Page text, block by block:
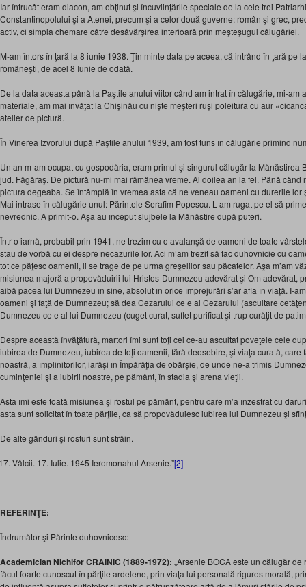
Iar întrucât eram diacon, am obţinut şi încuviinţările speciale de la cele trei
Constantinopolului şi a Atenei, precum şi a celor două guverne: român şi grec,
activ, ci simpla chemare către desăvârşirea interioară prin meşteşugul călugăriei.
M-am întors în ţară la 8 iunie 1938. Ţin minte data pe aceea, că intrând în ţară pe
româneşti, de acel 8 Iunie de odată.
De la data aceasta până la Paştile anului viitor când am intrat în călugărie, mi-am
materiale, am mai învăţat la Chişinău cu nişte meşteri ruşi poleitura cu aur
atelier de pictură.
În Vinerea Izvorului după Paştile anului 1939, am fost tuns în călugărie primind
Un an m-am ocupat cu gospodăria, eram primul şi singurul călugăr la Mănăstirea
jud. Făgăraş. De pictură nu-mi mai rămânea vreme. Al doilea an la fel. Până când
pictura degeaba. Se întâmplă în vremea asta că ne veneau oameni cu durerile
Mai intrase în călugărie unul: Părintele Serafim Popescu. L-am rugat pe el să
nevrednic. A primit-o. Aşa au început slujbele la Mănăstire după puteri.
Într-o iarnă, probabil prin 1941, ne trezim cu o avalanşă de oameni de toate
stau de vorbă cu ei despre necazurile lor. Aci m’am trezit să fac duhovnicie cu
tot ce păţesc oamenii, li se trage de pe urma greşelilor sau păcatelor. Aşa m’am
misiunea majoră a propovăduirii lui Hristos-Dumnezeu adevărat şi Om adevărat,
aibă pacea lui Dumnezeu în sine, absolut în orice împrejurări s’ar afla în viaţă. I-
oameni şi faţă de Dumnezeu; să dea Cezarului ce e al Cezarului (ascultare
Dumnezeu ce e al lui Dumnezeu (cuget curat, suflet purificat şi trup curăţit de
Despre această învăţătură, martori îmi sunt toţi cei ce-au ascultat poveţele cele
iubirea de Dumnezeu, iubirea de toţi oamenii, fără deosebire, şi viaţa curată, care
noastră, a împlinitorilor, iarăşi în Împărăţia de obârşie, de unde ne-a trimis
cuminţeniei şi a iubirii noastre, pe pământ, în stadia şi arena vieţii.
Asta îmi este toată misiunea şi rostul pe pământ, pentru care m’a înzestrat cu
asta sunt solicitat în toate părţile, ca să propovăduiesc iubirea lui Dumnezeu şi
De alte gânduri şi rosturi sunt străin.
Vâlcii. 17. Iulie. 1945 Ieromonahul Arsenie.”[2]
REFERINŢE:
Îndrumător şi Părinte duhovnicesc:
Academician Nichifor CRAINIC (1889-1972): „Arsenie BOCA este un călugăr
făcut foarte cunoscut în părţile ardelene, prin viaţa lui personală riguros morală,